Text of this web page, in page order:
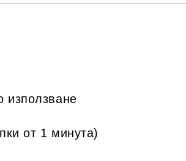
използване
от 1 минута)